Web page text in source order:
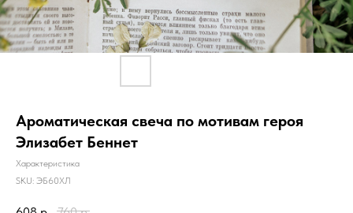
Ароматическая свеча по мотивам героя
Элизабет Беннет
Характеристика
SKU: ЭБ60ХЛ